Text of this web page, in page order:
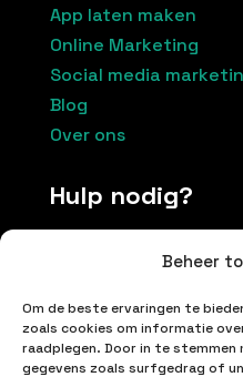
Beheer
Om de beste ervaringen te
zoals cookies om informatie
raadplegen. Door in te stemmen
gegevens zoals surfgedrag of
App laten maken
Online Marketing
Social media
Blog
Over ons
Hulp nodig?
Contacteer ons
+32 496174037